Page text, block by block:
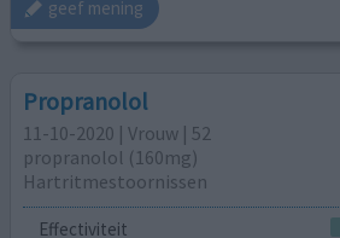
geef mening
Propranolol
11-10-2020 | Vrouw | 52
propranolol (160mg)
Hartritmestoornissen
Effectiviteit